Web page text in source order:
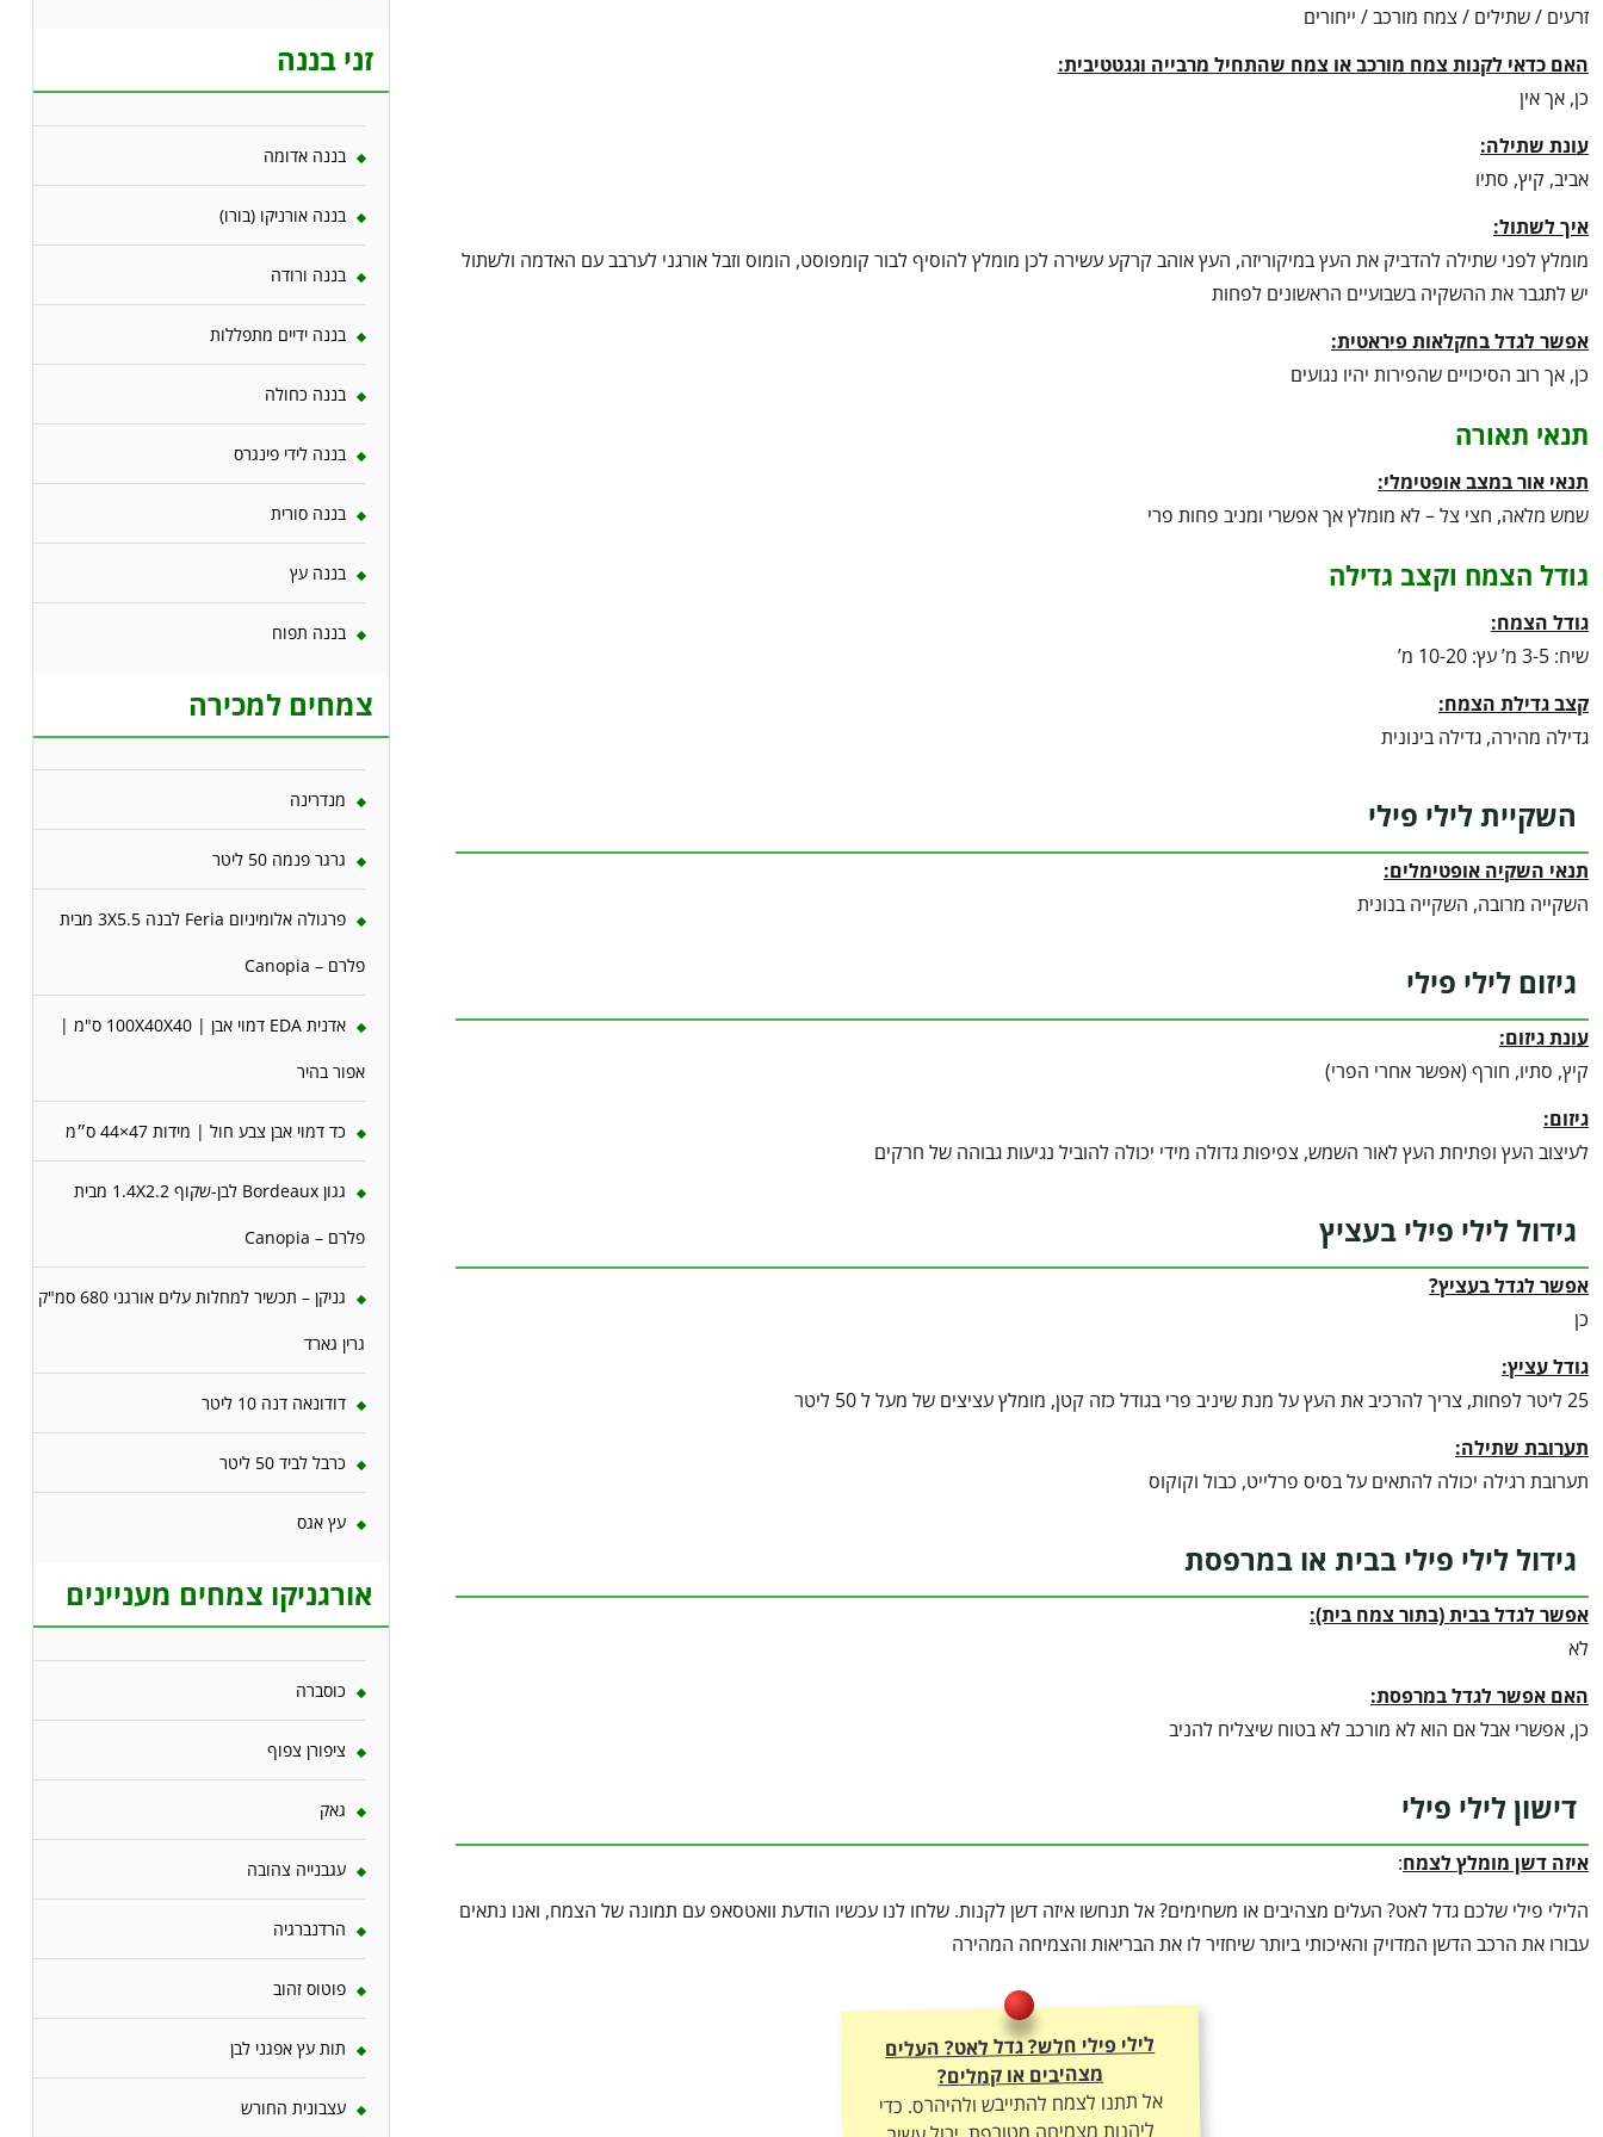
זרעים / שתילים / צמח מורכב / ייחורים
האם כדאי לקנות צמח מורכב או צמח שהתחיל מרבייה וגגטטיבית:
כן, אך אין
עונת שתילה:
אביב, קיץ, סתיו
איך לשתול:
מומלץ לפני שתילה להדביק את העץ במיקוריזה, העץ אוהב קרקע עשירה לכן מומלץ להוסיף לבור קומפוסט, הומוס וזבל אורגני לערבב עם האדמה ולשתול
יש לתגבר את ההשקיה בשבועיים הראשונים לפחות
אפשר לגדל בחקלאות פיראטית:
כן, אך רוב הסיכויים שהפירות יהיו נגועים
תנאי תאורה
תנאי אור במצב אופטימלי:
שמש מלאה, חצי צל – לא מומלץ אך אפשרי ומניב פחות פרי
גודל הצמח וקצב גדילה
גודל הצמח:
שיח: 3-5 מ’ עץ: 10-20 מ’
קצב גדילת הצמח:
גדילה מהירה, גדילה בינונית
השקיית לילי פילי
תנאי השקיה אופטימלים:
השקייה מרובה, השקייה בנונית
גיזום לילי פילי
עונת גיזום:
קיץ, סתיו, חורף (אפשר אחרי הפרי)
גיזום:
לעיצוב העץ ופתיחת העץ לאור השמש, צפיפות גדולה מידי יכולה להוביל נגיעות גבוהה של חרקים
גידול לילי פילי בעציץ
אפשר לגדל בעציץ?
כן
גודל עציץ:
25 ליטר לפחות, צריך להרכיב את העץ על מנת שיניב פרי בגודל כזה קטן, מומלץ עציצים של מעל ל 50 ליטר
תערובת שתילה:
תערובת רגילה יכולה להתאים על בסיס פרלייט, כבול וקוקוס
גידול לילי פילי בבית או במרפסת
אפשר לגדל בבית (בתור צמח בית):
לא
האם אפשר לגדל במרפסת:
כן, אפשרי אבל אם הוא לא מורכב לא בטוח שיצליח להניב
דישון לילי פילי
איזה דשן מומלץ לצמח:
הלילי פילי שלכם גדל לאט? העלים מצהיבים או משחימים? אל תנחשו איזה דשן לקנות. שלחו לנו עכשיו הודעת וואטסאפ עם תמונה של הצמח, ואנו נתאים
עבורו את הרכב הדשן המדויק והאיכותי ביותר שיחזיר לו את הבריאות והצמיחה המהירה
לילי פילי חלש? גדל לאט? העלים
מצהיבים או קמלים?
אל תתנו לצמח להתייבש ולהיהרס. כדי
ליהנות מצמיחה מטורפת, יבול עשיר
ועלוקה ירוקה – חובה להתאים לו את
זני בננה
בננה אדומה
בננה אורניקו (בורו)
בננה ורודה
בננה ידיים מתפללות
בננה כחולה
בננה לידי פינגרס
בננה סורית
בננה עץ
בננה תפוח
צמחים למכירה
מנדרינה
גרגר פנמה 50 ליטר
פרגולה אלומיניום Feria לבנה 3X5.5 מבית
פלרם – Canopia
אדנית EDA דמוי אבן | 100X40X40 ס"מ |
אפור בהיר
כד דמוי אבן צבע חול | מידות 47×44 ס״מ
גגון Bordeaux לבן-שקוף 1.4X2.2 מבית
פלרם – Canopia
גניקן – תכשיר למחלות עלים אורגני 680 סמ"ק
גרין גארד
דודונאה דנה 10 ליטר
כרבל לביד 50 ליטר
עץ אגס
אורגניקו צמחים מעניינים
כוסברה
ציפורן צפוף
גאק
עגבנייה צהובה
הרדנברגיה
פוטוס זהוב
תות עץ אפגני לבן
עצבונית החורש